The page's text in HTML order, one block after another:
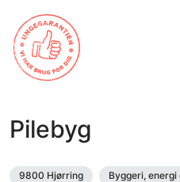
Pilebyg
9800 Hjørring
Byggeri, energi